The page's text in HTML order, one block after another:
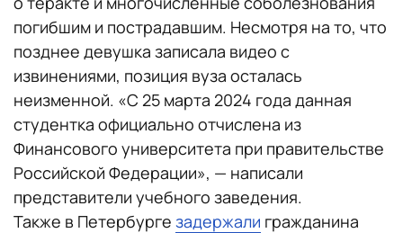
погибшим и пострадавшим. Несмотря на то, что
позднее девушка записала видео с
извинениями, позиция вуза осталась
неизменной. «С 25 марта 2024 года данная
студентка официально отчислена из
Финансового университета при правительстве
Российской Федерации», — написали
представители учебного заведения.
Также в Петербурге задержали гражданина